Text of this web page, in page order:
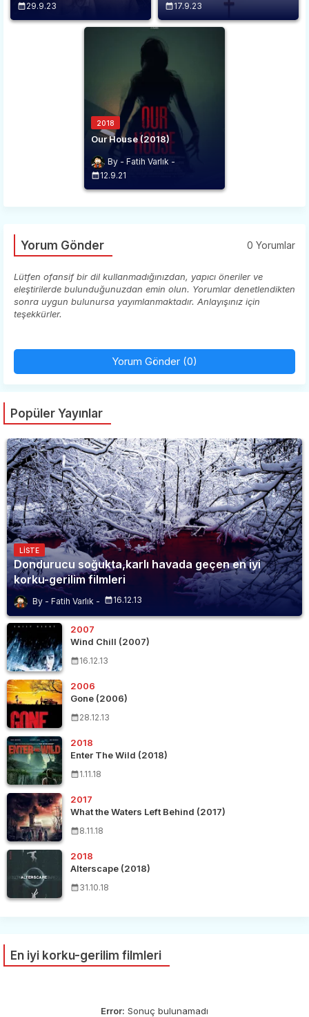
29.9.23 17.9.23
2018
Our House (2018)
Fatih Varlık
12.9.21
Yorum Gönder 0 Yorumlar
Lütfen ofansif bir dil kullanmadığınızdan, yapıcı öneriler ve
eleştirilerde bulunduğunuzdan emin olun. Yorumlar denetlendikten
sonra uygun bulunursa yayımlanmaktadır. Anlayışınız için
teşekkürler.
Yorum Gönder (0)
Popüler Yayınlar
LISTE
Dondurucu soğukta,karlı havada geçen en iyi
korku-gerilim filmleri
Fatih Varlık 16.12.13
2007
Wind Chill (2007)
16.12.13
2006
Gone (2006)
28.12.13
2018
Enter The Wild (2018)
1.11.18
2017
What the Waters Left Behind (2017)
8.11.18
2018
Alterscape (2018)
31.10.18
En iyi korku-gerilim filmleri
Error: Sonuç bulunamadı